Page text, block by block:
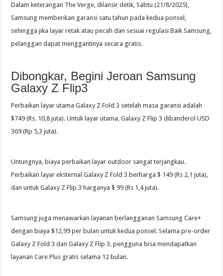
Dalam keterangan The Verge, dilansir detik, Sabtu (21/8/2025),
Samsung memberikan garansi satu tahun pada kedua ponsel,
sehingga jika layar retak atau pecah dan sesuai regulasi Baik Samsung,
pelanggan dapat menggantinya secara gratis.
Dibongkar, Begini Jeroan Samsung
Galaxy Z Flip3
Perbaikan layar utama Galaxy Z Fold 3 setelah masa garansi adalah
$749 (Rs. 10,8 juta). Untuk layar utama, Galaxy Z Flip 3 dibanderol USD
369 (Rp 5,3 juta).
Untungnya, biaya perbaikan layar outdoor sangat terjangkau.
Perbaikan layar eksternal Galaxy Z Fold 3 berharga $ 149 (Rs 2,1 juta),
dan untuk Galaxy Z Flip 3 harganya $ 99 (Rs 1,4 juta).
Samsung juga menawarkan layanan berlangganan Samsung Care+
dengan biaya $12,99 per bulan untuk kedua ponsel. Selama pre-order
Galaxy Z Fold 3 dan Galaxy Z Flip 3, pengguna bisa mendapatkan
layanan Care Plus gratis selama 12 bulan.